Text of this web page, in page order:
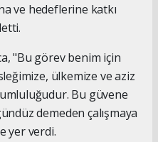
ve hedeflerine katkı
"Bu görev benim için
ülkemize ve aziz
Bu güvene
demeden çalışmaya
yer verdi.